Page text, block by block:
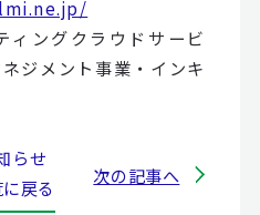
ィングクラウドサービ
ジメント事業・インキ
らせ
戻る
次の記事へ